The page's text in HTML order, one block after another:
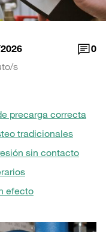
0
s
precarga correcta
tradicionales
sin contacto
efecto